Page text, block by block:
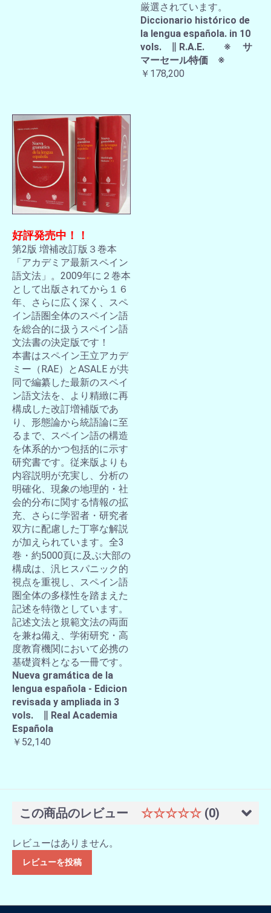
厳選されています。
Diccionario histórico de
la lengua española. in 10
vols. ∥ R.A.E. ※ サ
マーセール特価 ※
￥178,200
好評発売中！！
第2版 増補改訂版３巻本
「アカデミア最新スペイン
語文法」。2009年に２巻本
として出版されてから１６
年、さらに広く深く、スペ
イン語圏全体のスペイン語
を総合的に扱うスペイン語
文法書の決定版です！
本書はスペイン王立アカデ
ミー（RAE）とASALE が共
同で編纂した最新のスペイ
ン語文法を、より精緻に再
構成した改訂増補版であ
り、形態論から統語論に至
るまで、スペイン語の構造
を体系的かつ包括的に示す
研究書です。従来版よりも
内容説明が充実し、分析の
明確化、現象の地理的・社
会的分布に関する情報の拡
充、さらに学習者・研究者
双方に配慮した丁寧な解説
が加えられています。全3
巻・約5000頁に及ぶ大部の
構成は、汎ヒスパニック的
視点を重視し、スペイン語
圏全体の多様性を踏まえた
記述を特徴としています。
記述文法と規範文法の両面
を兼ね備え、学術研究・高
度教育機関において必携の
基礎資料となる一冊です。
Nueva gramática de la
lengua española - Edicion
revisada y ampliada in 3
vols. ∥ Real Academia
Española
￥52,140
この商品のレビュー ☆☆☆☆☆ (0)
レビューはありません。
レビューを投稿